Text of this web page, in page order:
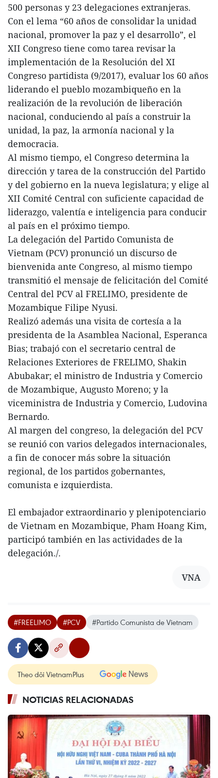
500 personas y 23 delegaciones extranjeras.
Con el lema “60 años de consolidar la unidad
nacional, promover la paz y el desarrollo”, el
XII Congreso tiene como tarea revisar la
implementación de la Resolución del XI
Congreso partidista (9/2017), evaluar los 60 años
liderando el pueblo mozambiqueño en la
realización de la revolución de liberación
nacional, conduciendo al país a construir la
unidad, la paz, la armonía nacional y la
democracia.
Al mismo tiempo, el Congreso determina la
dirección y tarea de la construcción del Partido
y del gobierno en la nueva legislatura; y elige al
XII Comité Central con suficiente capacidad de
liderazgo, valentía e inteligencia para conducir
al país en el próximo tiempo.
La delegación del Partido Comunista de
Vietnam (PCV) pronunció un discurso de
bienvenida ante Congreso, al mismo tiempo
transmitió el mensaje de felicitación del Comité
Central del PCV al FRELIMO, presidente de
Mozambique Filipe Nyusi.
Realizó además una visita de cortesía a la
presidenta de la Asamblea Nacional, Esperanca
Bias; trabajó con el secretario central de
Relaciones Exteriores de FRELIMO, Shakin
Abubakar; el ministro de Industria y Comercio
de Mozambique, Augusto Moreno; y la
viceministra de Industria y Comercio, Ludovina
Bernardo.
Al margen del congreso, la delegación del PCV
se reunió con varios delegados internacionales,
a fin de conocer más sobre la situación
regional, de los partidos gobernantes,
comunista e izquierdista.
El embajador extraordinario y plenipotenciario
de Vietnam en Mozambique, Pham Hoang Kim,
participó también en las actividades de la
delegación./.
VNA
#FREELIMO #PCV #Partido Comunista de Vietnam
Theo dõi VietnamPlus
NOTICIAS RELACIONADAS